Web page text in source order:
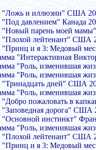
"Ложь и иллюзии" США
давлением" Канада
"Новый парень моей
лейтенант" США
и я 3: Медовый
"Интерактивная
"Роль, изменившая
"Роль, изменившая
дней" США
"Роль, изменившая
пожаловать в
дорога" США
"Основной инстинкт"
"Роль, изменившая
лейтенант" США
и я 3: Медовый